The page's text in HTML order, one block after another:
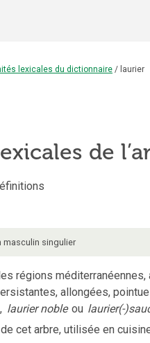
lexicales du dictionnaire / laurier
de
masculin singulier
régions
allongées,
, laurier noble ou laurier(-
cet arbre, utilisée en